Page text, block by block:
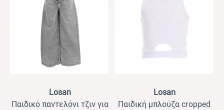
Losan
Παιδικό παντελόνι τζιν για
Losan
Παιδική μπλούζα cropped